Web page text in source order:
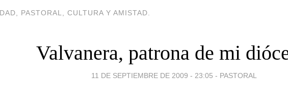
PASTORAL, CULTURA Y AMISTAD.
Valvanera, patrona de mi
11 DE SEPTIEMBRE DE 2009 - 23:05 - PASTORAL